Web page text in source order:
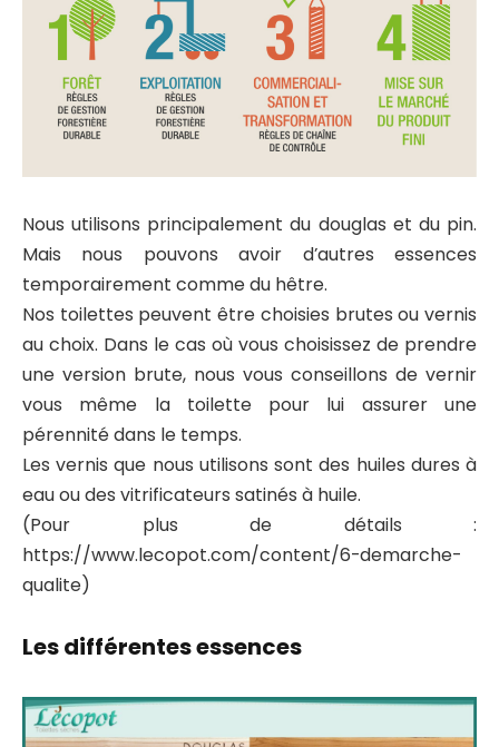
Nous utilisons principalement du douglas et du pin.
Mais nous pouvons avoir d’autres essences
temporairement comme du hêtre.
Nos toilettes peuvent être choisies brutes ou vernis
au choix. Dans le cas où vous choisissez de prendre
une version brute, nous vous conseillons de vernir
vous même la toilette pour lui assurer une
pérennité dans le temps.
Les vernis que nous utilisons sont des huiles dures à
eau ou des vitrificateurs satinés à huile.
(Pour plus de détails :
https://www.lecopot.com/content/6-demarche-
qualite)
Les différentes essences